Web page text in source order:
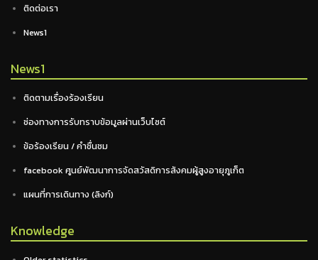
ติดต่อเรา
News1
News1
ติดตามเรื่องร้องเรียน
ช่องทางการรับทราบข้อมูลผ่านเว็บไซต์
ข้อร้องเรียน / คำชื่นชม
facebook ศูนย์พัฒนาการจัดสวัสดิการสังคมผู้สูงอายุภูเก็ต
แผนที่การเดินทาง (ลิงก์)
Knowledge